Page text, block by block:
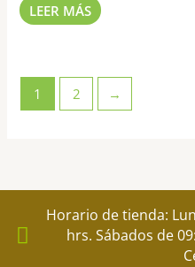
LEER MÁS
1 2 →
Horario de tienda:
hrs. Sábados de